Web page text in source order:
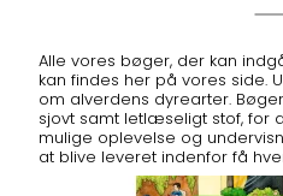
Alle vores bøger, der kan
kan findes her på vores side.
om alverdens dyrearter.
sjovt samt letlæseligt stof, for
mulige oplevelse og
at blive leveret indenfor få